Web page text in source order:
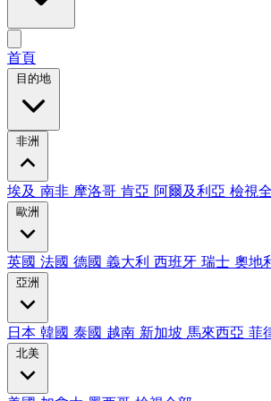
首頁
目的地
非洲
埃及 南非 摩洛哥 肯亞 阿爾及利亞 檢視
歐洲
英國 法國 德國 義大利 西班牙 瑞士 奧地
亞洲
日本 韓國 泰國 越南 新加坡 馬來西亞 菲
北美